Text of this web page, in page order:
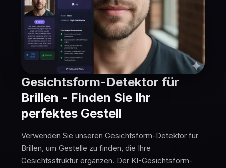
Gesichtsform-Detektor für
Brillen - Finden Sie Ihr
perfektes Gestell
Verwenden Sie unseren Gesichtsform-Detektor für
Brillen, um Gestelle zu finden, die Ihre
Gesichtsstruktur ergänzen. Der KI-Gesichtsform-